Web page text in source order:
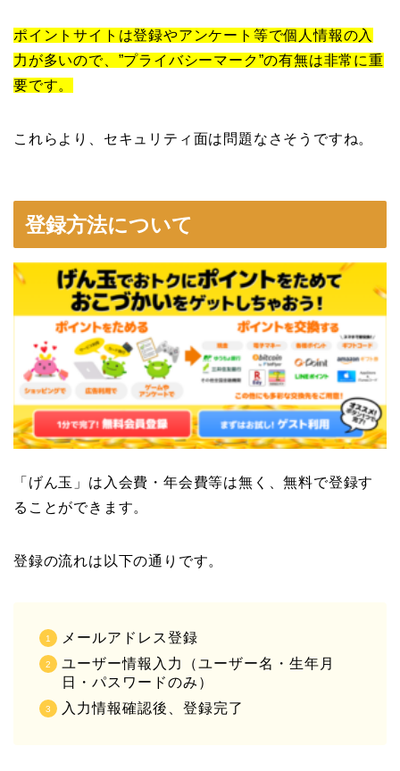
ポイントサイトは登録やアンケート等で個人情報の入
力が多いので、”プライバシーマーク”の有無は非常に重
要です。
これらより、セキュリティ面は問題なさそうですね。
登録方法について
「げん玉」は入会費・年会費等は無く、無料で登録す
ることができます。
登録の流れは以下の通りです。
メールアドレス登録
ユーザー情報入力（ユーザー名・生年月
日・パスワードのみ）
入力情報確認後、登録完了